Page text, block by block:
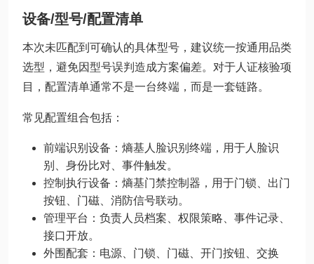
设备/型号/配置清单
本次未匹配到可确认的具体型号，建议统一按通用品类
选型，避免因型号误判造成方案偏差。对于人证核验项
目，配置清单通常不是一台终端，而是一套链路。
常见配置组合包括：
前端识别设备：熵基人脸识别终端，用于人脸识
别、身份比对、事件触发。
控制执行设备：熵基门禁控制器，用于门锁、出门
按钮、门磁、消防信号联动。
管理平台：负责人员档案、权限策略、事件记录、
接口开放。
外围配套：电源、门锁、门磁、开门按钮、交换